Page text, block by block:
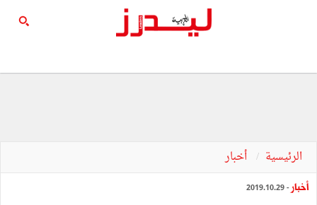
الرئيسية أخبار
أخبار - 2019.10.29